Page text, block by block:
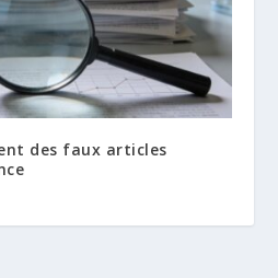
des faux articles